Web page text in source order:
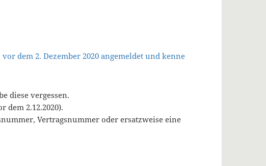
dem 2. Dezember 2020 angemeldet und kenne
diese vergessen.
2.12.2020).
Vertragsnummer oder ersatzweise eine